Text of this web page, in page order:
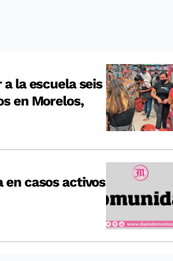
la escuela seis
en Morelos,
en casos activos